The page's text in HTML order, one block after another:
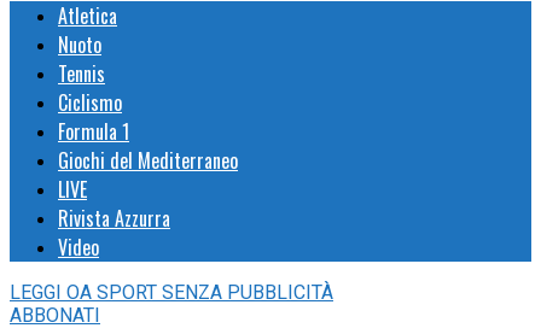
Atletica
Nuoto
Tennis
Ciclismo
Formula 1
Giochi del Mediterraneo
LIVE
Rivista Azzurra
Video
LEGGI OA SPORT SENZA PUBBLICITÀ
ABBONATI